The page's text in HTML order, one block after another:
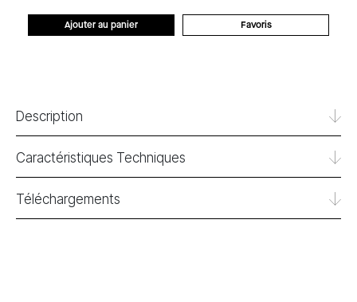
Favoris
Ajouter au panier
Description
Caractéristiques Techniques
Téléchargements